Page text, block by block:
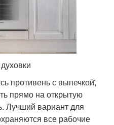
противень с выпечкой̆,
прямо на открытую
Лучший вариант для
все рабочие